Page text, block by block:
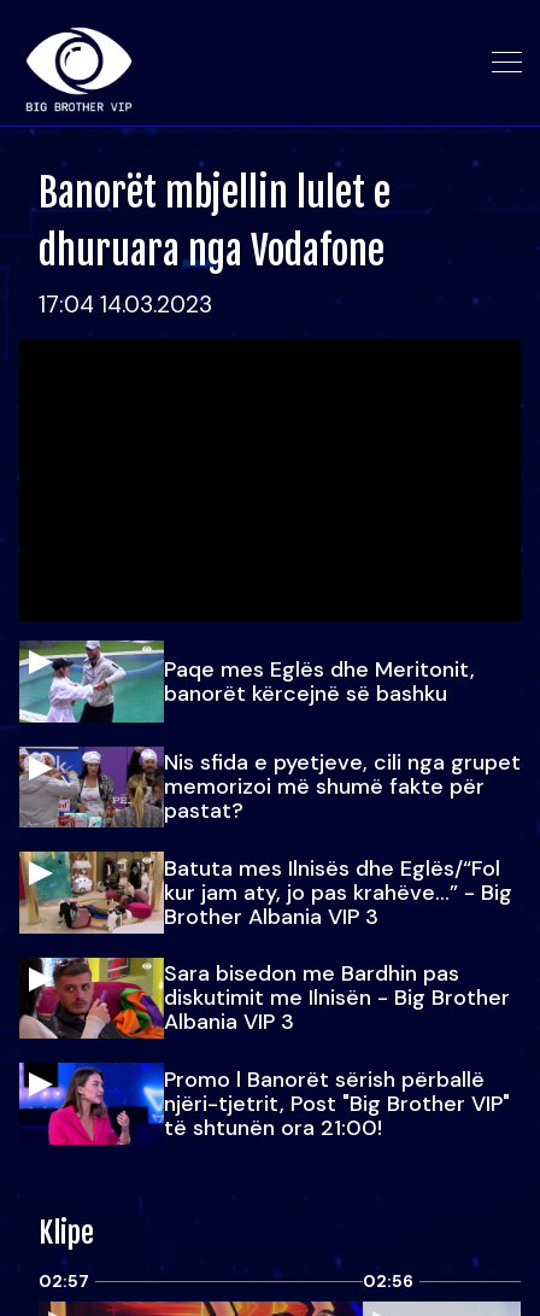
Banorët mbjellin lulet e
dhuruara nga Vodafone
17:04 14.03.2023
Paqe mes Eglës dhe Meritonit,
banorët kërcejnë së bashku
Nis sfida e pyetjeve, cili nga grupet
memorizoi më shumë fakte për
pastat?
Batuta mes Ilnisës dhe Eglës/“Fol
kur jam aty, jo pas krahëve…” - Big
Brother Albania VIP 3
Sara bisedon me Bardhin pas
diskutimit me Ilnisën - Big Brother
Albania VIP 3
Promo l Banorët sërish përballë
njëri-tjetrit, Post "Big Brother VIP"
të shtunën ora 21:00!
Klipe
02:57 02:56